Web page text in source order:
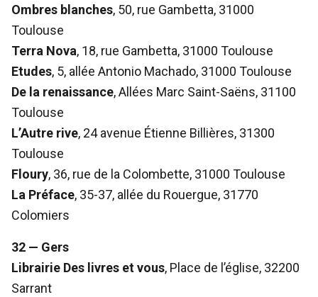
Ombres blanches, 50, rue Gambetta, 31000
Toulouse
Terra Nova, 18, rue Gambetta, 31000 Toulouse
Etudes, 5, allée Antonio Machado, 31000 Toulouse
De la renaissance, Allées Marc Saint-Saëns, 31100
Toulouse
L’Autre rive, 24 avenue Étienne Billières, 31300
Toulouse
Floury, 36, rue de la Colombette, 31000 Toulouse
La Préface, 35-37, allée du Rouergue, 31770
Colomiers
32 — Gers
Librairie Des livres et vous, Place de l’église, 32200
Sarrant